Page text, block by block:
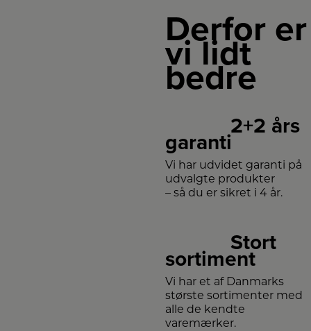
Derfor er
vi lidt
bedre
2+2 års
garanti
Vi har udvidet garanti på
udvalgte produkter
– så du er sikret i 4 år.
Stort
sortiment
Vi har et af Danmarks
største sortimenter med
alle de kendte
varemærker.